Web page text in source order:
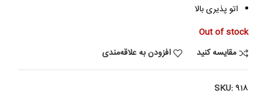
اتو پذیری بالا
Out of stock
مقایسه کنید
افزودن به علاقه‌مندی
SKU: 918